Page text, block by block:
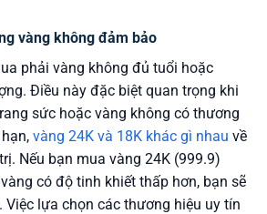
vàng không đảm bảo
phải vàng không đủ tuổi hoặc
Điều này đặc biệt quan trọng khi
sức hoặc vàng không có thương
vàng 24K và 18K khác gì nhau về
Nếu bạn mua vàng 24K (999.9)
có độ tinh khiết thấp hơn, bạn sẽ
Việc lựa chọn các thương hiệu uy tín